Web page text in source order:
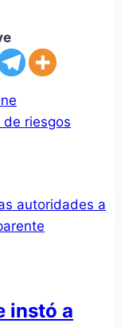
riesgos
instó a